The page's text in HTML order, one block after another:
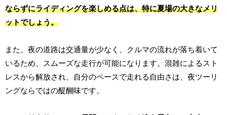
ならずにライディングを楽しめる点は、特に夏場の大きなメリ
ットでしょう。
また、夜の道路は交通量が少なく、クルマの流れが落ち着いて
いるため、スムーズな走行が可能になります。混雑によるスト
レスから解放され、自分のペースで走れる自由さは、夜ツーリ
ングならではの醍醐味です。